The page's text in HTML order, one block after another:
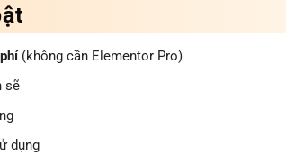
(không cần Elementor Pro)
sẽ
dụng